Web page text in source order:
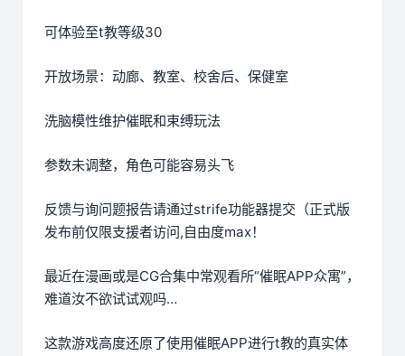
可体验至t教等级30
开放场景：动廊、教室、校舍后、保健室
洗脑模性维护催眠和束缚玩法
参数未调整，角色可能容易头飞
反馈与询问题报告请通过strife功能器提交（正式版
发布前仅限支援者访问,自由度max！
最近在漫画或是CG合集中常观看所“催眠APP众寓”，
难道汝不欲试试观吗…
这款游戏高度还原了使用催眠APP进行t教的真实体